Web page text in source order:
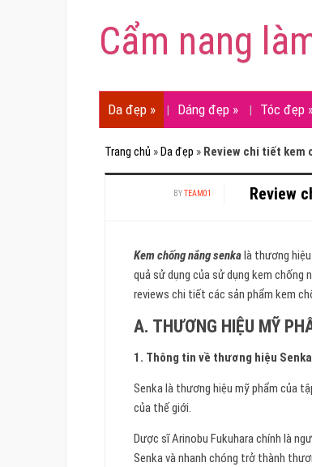
Cẩm nang
Da đẹp » Dáng đẹp » Tóc đẹp
Trang chủ »Da đẹp » Review chi tiết kem
BYTEAM01 Review
Kem chống nắng senkalà thương
quả sử dụng của sử dụng kem chống
reviews chi tiết các sản phẩm kem
A. THƯƠNG HIỆU MỸ
1. Thông tin về thương hiệu Senka
Senka là thương hiệu mỹ phẩm của
của thế giới.
Dược sĩ Arinobu Fukuhara chính là
Senka và nhanh chóng trở thành